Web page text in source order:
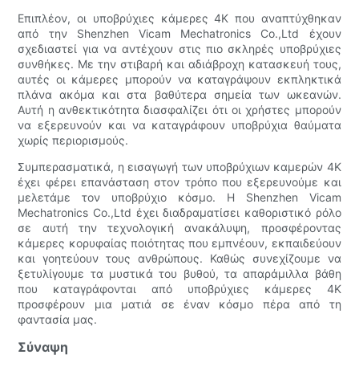
Επιπλέον, οι υποβρύχιες κάμερες 4K που αναπτύχθηκαν
από την Shenzhen Vicam Mechatronics Co.,Ltd έχουν
σχεδιαστεί για να αντέχουν στις πιο σκληρές υποβρύχιες
συνθήκες. Με την στιβαρή και αδιάβροχη κατασκευή τους,
αυτές οι κάμερες μπορούν να καταγράψουν εκπληκτικά
πλάνα ακόμα και στα βαθύτερα σημεία των ωκεανών.
Αυτή η ανθεκτικότητα διασφαλίζει ότι οι χρήστες μπορούν
να εξερευνούν και να καταγράφουν υποβρύχια θαύματα
χωρίς περιορισμούς.
Συμπερασματικά, η εισαγωγή των υποβρύχιων καμερών 4K
έχει φέρει επανάσταση στον τρόπο που εξερευνούμε και
μελετάμε τον υποβρύχιο κόσμο. Η Shenzhen Vicam
Mechatronics Co.,Ltd έχει διαδραματίσει καθοριστικό ρόλο
σε αυτή την τεχνολογική ανακάλυψη, προσφέροντας
κάμερες κορυφαίας ποιότητας που εμπνέουν, εκπαιδεύουν
και γοητεύουν τους ανθρώπους. Καθώς συνεχίζουμε να
ξετυλίγουμε τα μυστικά του βυθού, τα απαράμιλλα βάθη
που καταγράφονται από υποβρύχιες κάμερες 4K
προσφέρουν μια ματιά σε έναν κόσμο πέρα από τη
φαντασία μας.
Σύναψη